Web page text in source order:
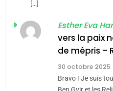
ISRAÉL
2025,
[…]
Esther Eva
vers la paix
de mépris –
30 octobre 2025
Bravo ! Je suis
JUDAISME
Maroc
Azilal
DAFINA